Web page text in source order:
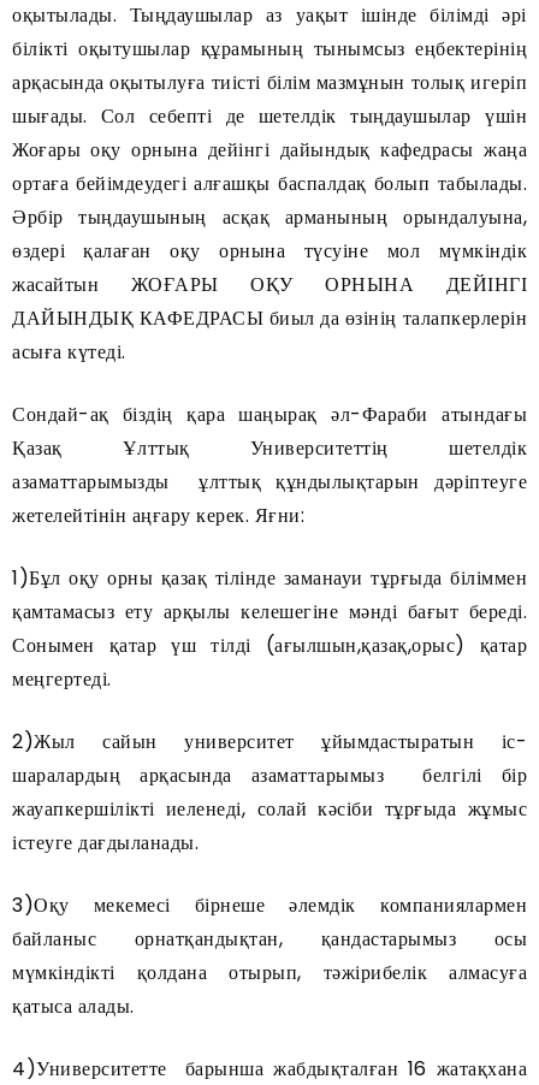
оқытылады. Тыңдаушылар аз уақыт ішінде білімді әрі
білікті оқытушылар құрамының тынымсыз еңбектерінің
арқасында оқытылуға тиісті білім мазмұнын толық игеріп
шығады. Сол себепті де шетелдік тыңдаушылар үшін
Жоғары оқу орнына дейінгі дайындық кафедрасы жаңа
ортаға бейімдеудегі алғашқы баспалдақ болып табылады.
Әрбір тыңдаушының асқақ арманының орындалуына,
өздері қалаған оқу орнына түсуіне мол мүмкіндік
жасайтын ЖОҒАРЫ ОҚУ ОРНЫНА ДЕЙІНГІ
ДАЙЫНДЫҚ КАФЕДРАСЫ биыл да өзінің талапкерлерін
асыға күтеді.
Сондай-ақ біздің қара шаңырақ әл-Фараби атындағы
Қазақ Ұлттық Университеттің шетелдік
азаматтарымызды ұлттық құндылықтарын дәріптеуге
жетелейтінін аңғару керек. Яғни:
1)Бұл оқу орны қазақ тілінде заманауи тұрғыда біліммен
қамтамасыз ету арқылы келешегіне мәнді бағыт береді.
Сонымен қатар үш тілді (ағылшын,қазақ,орыс) қатар
меңгертеді.
2)Жыл сайын университет ұйымдастыратын іс-
шаралардың арқасында азаматтарымыз белгілі бір
жауапкершілікті иеленеді, солай кәсіби тұрғыда жұмыс
істеуге дағдыланады.
3)Оқу мекемесі бірнеше әлемдік компаниялармен
байланыс орнатқандықтан, қандастарымыз осы
мүмкіндікті қолдана отырып, тәжірибелік алмасуға
қатыса алады.
4)Университетте барынша жабдықталған 16 жатақхана